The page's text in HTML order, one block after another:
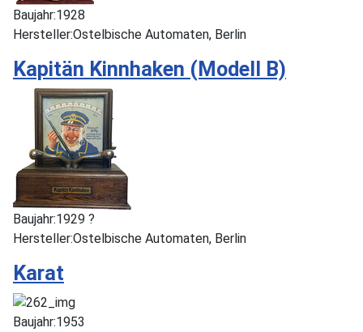
Baujahr:1928
Hersteller:Ostelbische Automaten, Berlin
Kapitän Kinnhaken (Modell B)
Baujahr:1929 ?
Hersteller:Ostelbische Automaten, Berlin
Karat
Baujahr:1953